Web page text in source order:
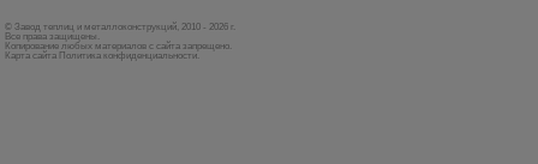
© Завод теплиц и металлоконструкций, 2010 - 2026 г.
Все права защищены.
Копирование любых материалов с сайта запрещено.
Карта сайта Политика конфиденциальности.